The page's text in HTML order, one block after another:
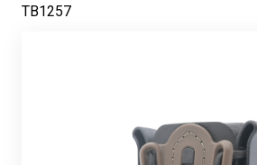
TB1257